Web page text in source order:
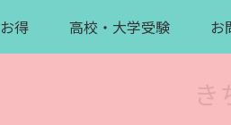
き
得 高校・大学受験 お